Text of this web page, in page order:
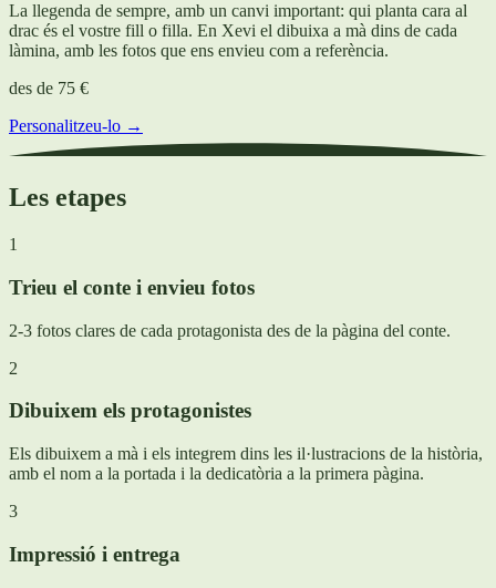
La llegenda de sempre, amb un canvi important: qui planta cara al
drac és el vostre fill o filla. En Xevi el dibuixa a mà dins de cada
làmina, amb les fotos que ens envieu com a referència.
des de 75 €
Personalitzeu-lo →
Les etapes
1
Trieu el conte i envieu fotos
2-3 fotos clares de cada protagonista des de la pàgina del conte.
2
Dibuixem els protagonistes
Els dibuixem a mà i els integrem dins les il·lustracions de la història,
amb el nom a la portada i la dedicatòria a la primera pàgina.
3
Impressió i entrega